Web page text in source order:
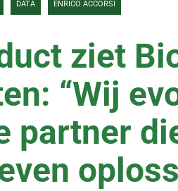
DATA ENRICO ACCORSI
ziet
“Wij
partner